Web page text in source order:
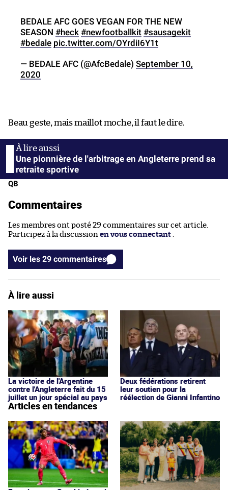
BEDALE AFC GOES VEGAN FOR THE NEW
SEASON #heck #newfootballkit #sausagekit
#bedale pic.twitter.com/OYrdiI6Y1t
— BEDALE AFC (@AfcBedale) September 10,
2020
Beau geste, mais maillot moche, il faut le dire.
Une pionnière de l'arbitrage en Angleterre prend sa
retraite sportive
QB
Commentaires
Les membres ont posté 29 commentaires sur cet article.
Participez à la discussion en vous connectant
Voir les 29 commentaires
À lire aussi
La victoire de l'Argentine
contre l'Angleterre fait du 15
juillet un jour spécial au pays
Deux fédérations retirent
leur soutien pour la
réélection de Gianni Infantino
Articles en tendances